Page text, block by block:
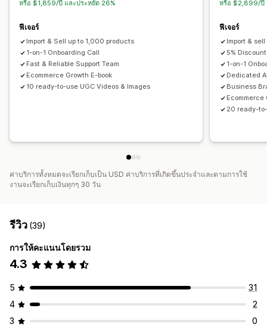
หรือ $1,859/ปี และประหยัด 26%
ฟีเจอร์
Import & Sell up to 1,000 products
1-on-1 Onboarding Call
Fast & Reliable Support Team
Ecommerce Growth E-book
10 ready-to-use UGC Videos & Images
หรือ $2,899/ปี
ฟีเจอร์
Import &
5%
1-on-1
Dedicated
Business
Ecommerce
20 ready-
ค่าบริการทั้งหมดจะเรียกเก็บเป็น USD ค่าบริการที่เกิดขึ้นประจำและตามการใช้
งานจะเรียกเก็บเงินทุกๆ 30 วัน
รีวิว (39)
การให้คะแนนโดยรวม
4.3
5
31
4
2
3
0